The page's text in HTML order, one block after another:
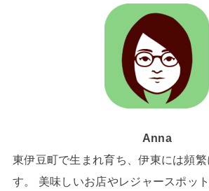
Anna
東伊豆町で生まれ育ち、伊東には頻繁
す。 美味しいお店やレジャースポッ